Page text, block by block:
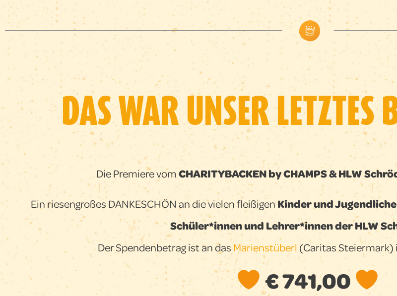
DAS WAR UNSER LETZTES
Die Premiere vomCHARITYBACKEN by CHAMPS & HLW
Ein riesengroßes DANKESCHÖN an die vielen fleißigenKinder und
Schüler*innen und Lehrer*innen der HLW
Der Spendenbetrag ist an dasMarienstüberl (Caritas Steiermark)
€ 741,00